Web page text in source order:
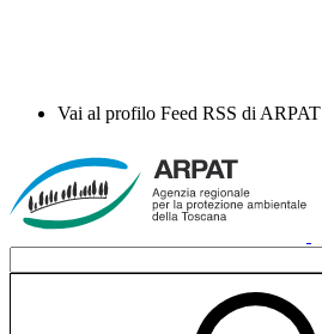
Vai al profilo Feed RSS di ARPAT